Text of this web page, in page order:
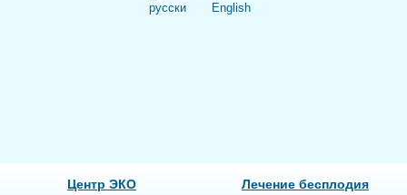
Центр ЭКО Лечение бесплодия